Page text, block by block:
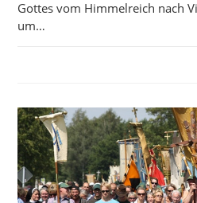
Gottes vom Himmelreich nach
um…